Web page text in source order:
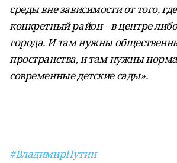
среды вне зависимости от того,
конкретный район – в центре
города. И там нужны
пространства, и там нужны
современные детские сады».
#ВладимирПутин